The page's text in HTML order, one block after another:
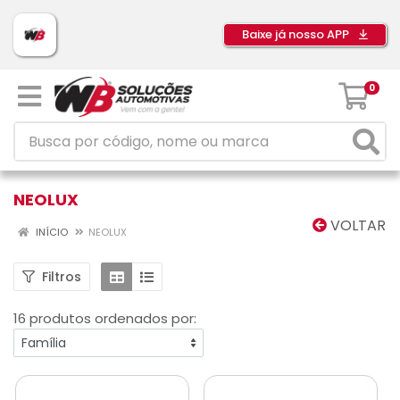
Baixe já nosso APP
0
NEOLUX
VOLTAR
INÍCIO NEOLUX
Filtros
16 produtos ordenados por: